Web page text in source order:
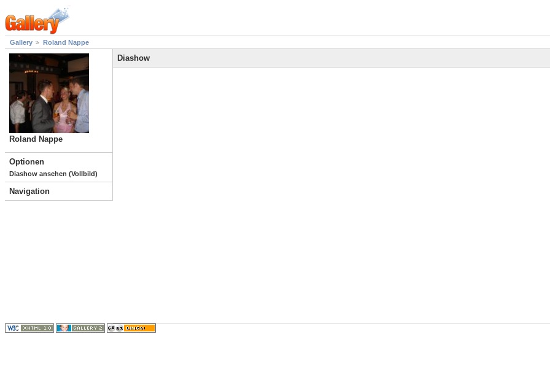
Gallery Roland Nappe
Roland Nappe
Optionen
Diashow ansehen (Vollbild)
Navigation
Diashow